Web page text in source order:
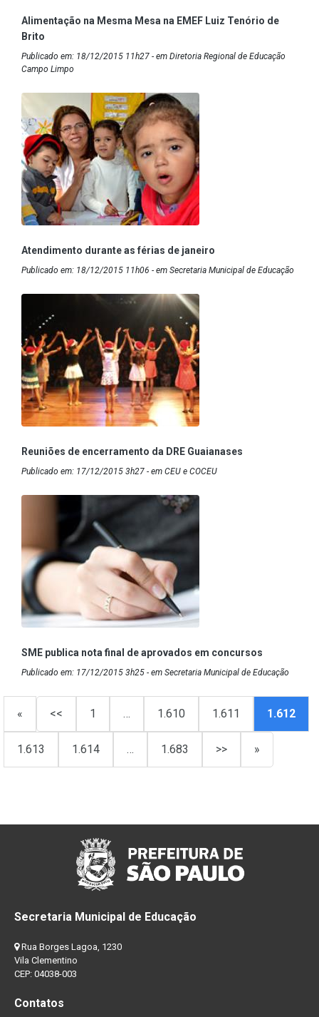
Alimentação na Mesma Mesa na EMEF Luiz Tenório de
Brito
Publicado em: 18/12/2015 11h27 - em Diretoria Regional de Educação
Campo Limpo
Atendimento durante as férias de janeiro
Publicado em: 18/12/2015 11h06 - em Secretaria Municipal de Educação
Reuniões de encerramento da DRE Guaianases
Publicado em: 17/12/2015 3h27 - em CEU e COCEU
SME publica nota final de aprovados em concursos
Publicado em: 17/12/2015 3h25 - em Secretaria Municipal de Educação
« << 1 … 1.610 1.611 1.612
1.613 1.614 … 1.683 >> »
Secretaria Municipal de Educação
Rua Borges Lagoa, 1230
Vila Clementino
CEP: 04038-003
Contatos